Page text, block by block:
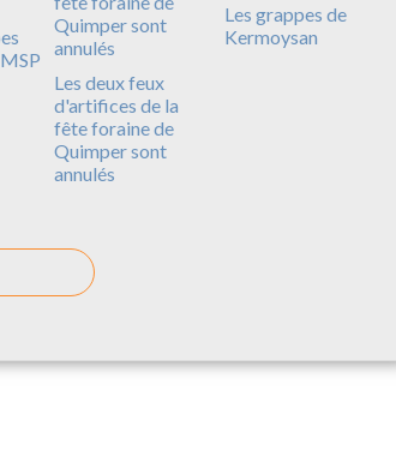
Les deux feux
d'artifices de la
fête foraine de
Quimper sont
annulés
Les grappes de
Kermoysan